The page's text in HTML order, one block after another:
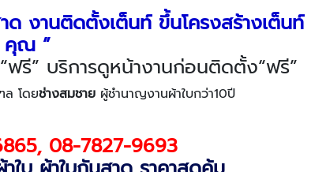
ด งานติดตั้งเต็นท์ขึ้นโครงสร้างเต็นท์
คุณ ”
ฟรี” บริการดูหน้างานก่อนติดตั้ง“ฟรี”
ล โดยช่างสมชายผู้ชำนาญงานผ้าใบกว่า10ปี
, 08-7827-9693